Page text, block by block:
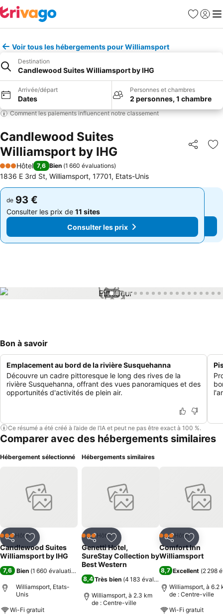
Favoris
Se
Voir tous les hébergements pour Williamsport
Destination
Candlewood Suites Williamsport by IHG
Arrivée/départ
Dates
Personnes et chambres
2 personnes, 1 chambre
Comment les paiements influencent notre classement
Candlewood Suites
Williamsport by IHG
Partager
3 Étoiles
Hôtel 7,6 Bien (1 660 évaluations)
1836 E 3rd St, Williamsport, 17701, Etats-Unis
de 93 €
Consulter les prix de 11 sites
Consulter les prix
de 93 €
Consulter les prix de 11 sites
Consulter les prix
1 / 58
Bon à savoir
Emplacement au bord de la rivière Susquehanna
Découvre un cadre pittoresque le long des rives de la
rivière Susquehanna, offrant des vues panoramiques et des
opportunités d'activités de plein air.
Ce résumé a été créé à l’aide de l’IA et peut ne pas être exact à 100 %.
Comparer avec des hébergements similaires
Hébergement sélectionné
PartagerAjouter à mes favoris
3 ÉtoilesHôtel
Candlewood Suites
Williamsport by IHG
7,6 Bien (1 660 évaluations
Williamsport, Etats-
Unis
Wi-Fi gratuit
Hébergements similaires
PartagerAjouter à mes favoris
3 ÉtoilesHôtel
Genetti Hotel,
SureStay Collection by
Best Western
8,4 Très bien (4 183 évaluations
Williamsport, à 2.3 km
de : Centre-ville
PartagerAjouter
3 ÉtoilesHôtel
Comfort Inn
Williamsport
8,7 Excellent (2 298
Williamsport, à 6.2
de : Centre-ville
Wi-Fi gratuit